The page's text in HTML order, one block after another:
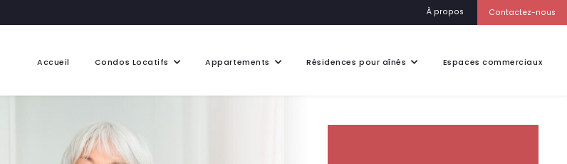
À propos Contactez-nous
Accueil Condos Locatifs
îlot Saint-Paul
Le Quatuor
Appartements Résidences pour aînés Espaces commerciaux